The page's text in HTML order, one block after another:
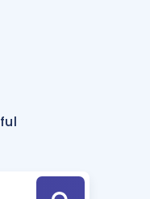
Hesaplama Aracı
için Öneriler
Tek Takvimde
Hoca ile seni sınava